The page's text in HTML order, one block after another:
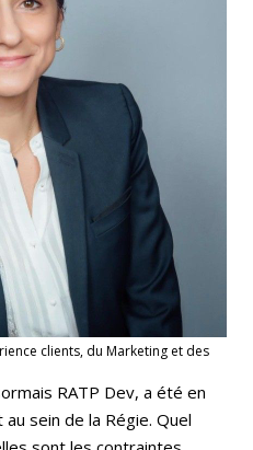
clients, du Marketing et des
RATP Dev, a été en
sein de la Régie. Quel